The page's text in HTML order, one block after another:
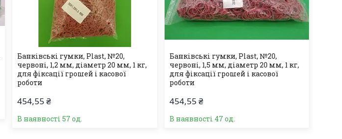
Банківські гумки, Plast, №20,
червоні, 1,2 мм, діаметр 20 мм, 1 кг,
для фіксації грошей і касової
роботи
454,55 ₴
В наявності 57 од.
Банківські гумки, Plast, №20,
червоні, 1,5 мм, діаметр 20 мм, 1 кг,
для фіксації грошей і касової
роботи
454,55 ₴
В наявності 47 од.